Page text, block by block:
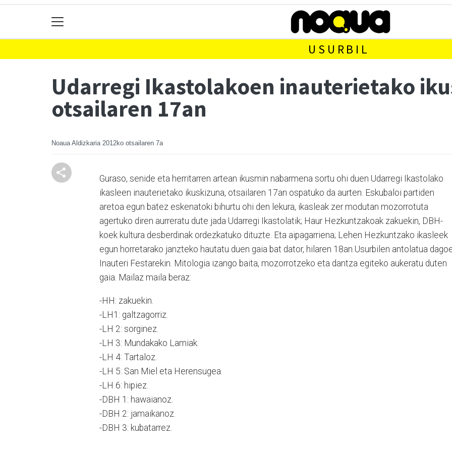
USURBIL
Udarregi Ikastolakoen inauterietako
otsailaren 17an
Noaua Aldizkaria 2012ko otsailaren 7a
Guraso, senide eta herritarren artean ikusmin nabarmena sortu ohi duen Udarregi Ikastolako
ikasleen inauterietako ikuskizuna, otsailaren 17an ospatuko da aurten. Eskubaloi partiden
aretoa egun batez eskenatoki bihurtu ohi den lekura, ikasleak zer modutan mozorrotuta
agertuko diren aurreratu dute jada Udarregi Ikastolatik; Haur Hezkuntzakoak zakuekin, DBH-
koek kultura desberdinak ordezkatuko dituzte. Eta aipagarriena; Lehen Hezkuntzako ikasleek
egun horretarako janzteko hautatu duen gaia bat dator, hilaren 18an Usurbilen antolatua
Inauteri Festarekin. Mitologia izango baita, mozorrotzeko eta dantza egiteko aukeratu duten
gaia. Mailaz maila beraz:
-HH: zakuekin.
-LH1: galtzagorriz.
-LH 2: sorginez.
-LH 3: Mundakako Lamiak.
-LH 4: Tartaloz.
-LH 5: San Miel eta Herensugea.
-LH 6: hipiez.
-DBH 1: hawaianoz.
-DBH 2: jamaikanoz.
-DBH 3: kubatarrez.